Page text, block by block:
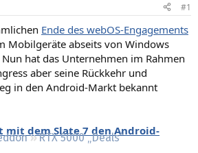
RTX 5000 „Deals“
#1
Ende des webOS-Engagements
Mobilgeräte abseits von Windows
hat das Unternehmen im Rahmen
aber seine Rückkehr und
in den Android-Markt bekannt
mit dem Slate 7 den Android-